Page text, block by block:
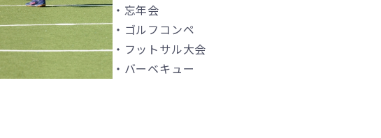
・忘年会
・ゴルフコンペ
・フットサル大会
・バーベキュー